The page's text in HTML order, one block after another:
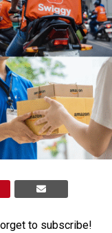
to subscribe!